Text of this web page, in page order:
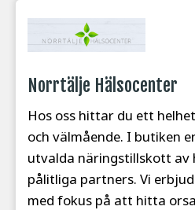
Norrtälje Hälsocenter
Hos oss hittar du ett
och välmående. I butiken
utvalda näringstillskott av
pålitliga partners. Vi
med fokus på att hitta